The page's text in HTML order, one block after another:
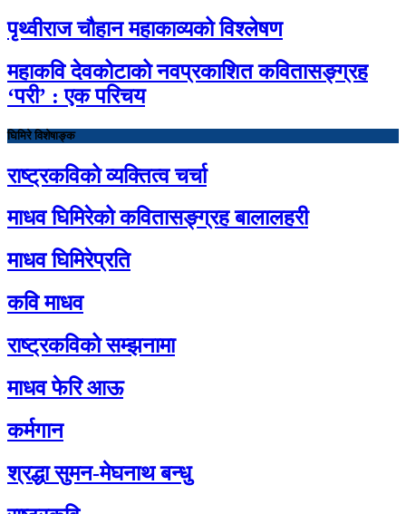
पृथ्वीराज चौहान महाकाव्यको विश्लेषण
महाकवि देवकोटाको नवप्रकाशित कवितासङ्ग्रह
‘परी’ : एक परिचय
घिमिरे विशेषाङ्क
राष्ट्रकविको व्यक्तित्व चर्चा
माधव घिमिरेको कवितासङ्ग्रह बालालहरी
माधव घिमिरेप्रति
कवि माधव
राष्ट्रकविको सम्झनामा
माधव फेरि आऊ
कर्मगान
श्रद्धा सुमन-मेघनाथ बन्धु